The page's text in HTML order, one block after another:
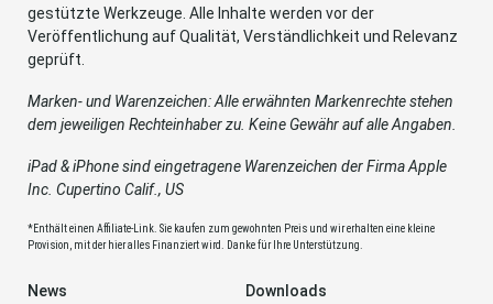
gestützte Werkzeuge. Alle Inhalte werden vor der
Veröffentlichung auf Qualität, Verständlichkeit und Relevanz
geprüft.
Marken- und Warenzeichen: Alle erwähnten Markenrechte stehen
dem jeweiligen Rechteinhaber zu. Keine Gewähr auf alle Angaben.
iPad & iPhone sind eingetragene Warenzeichen der Firma Apple
Inc. Cupertino Calif., US
*Enthält einen Affiliate-Link. Sie kaufen zum gewohnten Preis und wir erhalten eine kleine
Provision, mit der hier alles Finanziert wird. Danke für Ihre Unterstützung.
News
Downloads